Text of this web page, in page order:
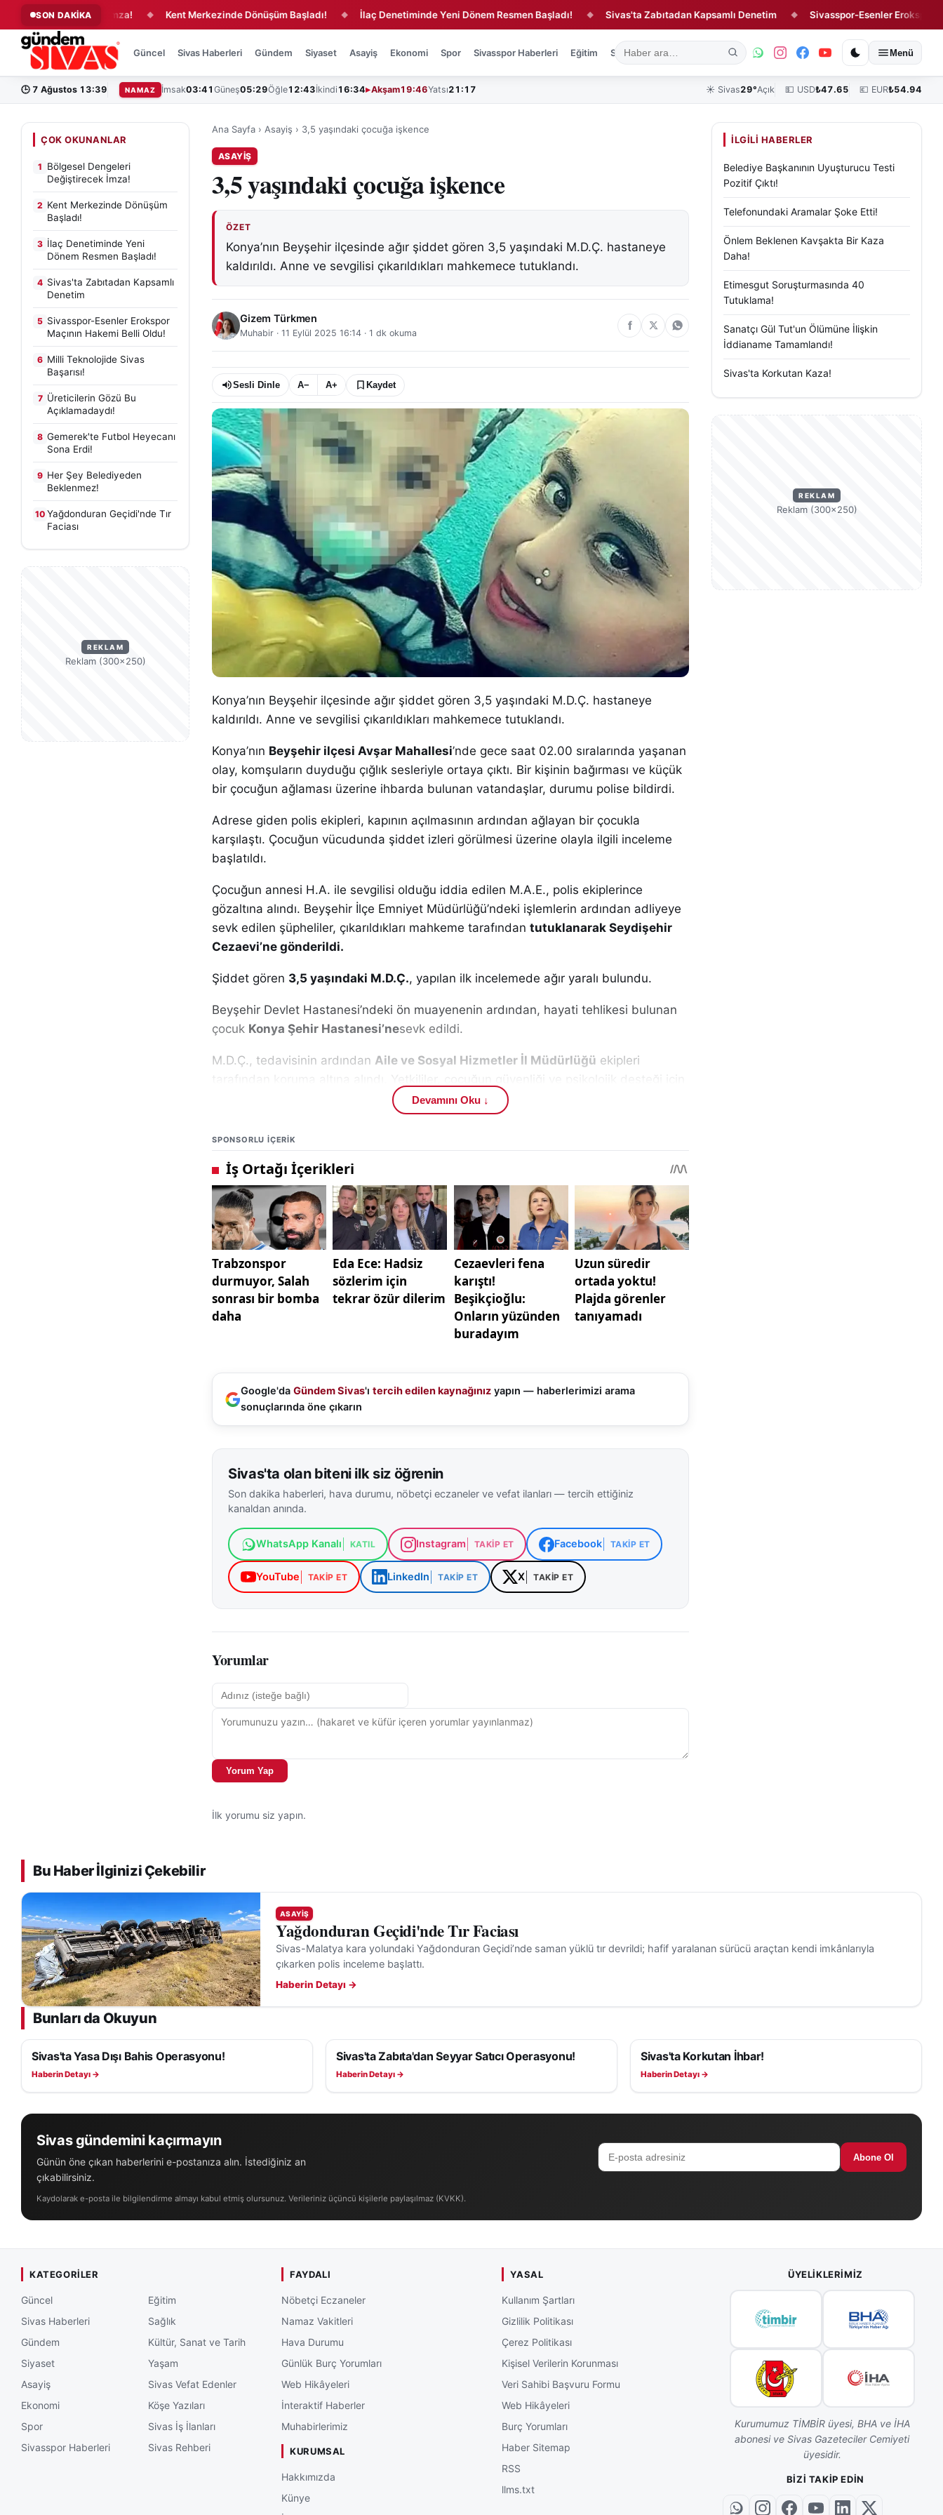
SON DAKİKA
Değiştirecek İmza! ◆ Kent Merkezinde Dönüşüm Başladı! ◆ İlaç Denetiminde Yeni Dönem Resmen Başladı! ◆ Sivas'ta Zabıtadan Kapsamlı Denetim ◆ Sivasspor-Esenler Erokspor
Güncel Sivas Haberleri Gündem Siyaset Asayiş Ekonomi Spor Sivasspor Haberleri Eğitim Sağlık Kültür, Sanat ve Tarih Yaşam Sivas Vefat Edenler Köşe
Menü
🕒 7 Ağustos 13:39 NAMAZ İmsak03:41 Güneş05:29Öğle12:43İkindi 16:34 Akşam19:46Yatsı21:17 ☀️ Sivas29°Açık 💵 USD₺47.65 💶 EUR₺54.94
ÇOK OKUNANLAR
1 Bölgesel Dengeleri
Değiştirecek İmza!
2 Kent Merkezinde Dönüşüm
Başladı!
3 İlaç Denetiminde Yeni
Dönem Resmen Başladı!
4 Sivas'ta Zabıtadan Kapsamlı
Denetim
5 Sivasspor-Esenler Erokspor
Maçının Hakemi Belli Oldu!
6 Milli Teknolojide Sivas
Başarısı!
7 Üreticilerin Gözü Bu
Açıklamadaydı!
8 Gemerek'te Futbol Heyecanı
Sona Erdi!
9 Her Şey Belediyeden
Beklenmez!
10 Yağdonduran Geçidi'nde Tır
Faciası
REKLAM
Reklam (300×250)
Ana Sayfa › Asayiş › 3,5 yaşındaki çocuğa işkence
ASAYIŞ
3,5 yaşındaki çocuğa işkence
ÖZET
Konya’nın Beyşehir ilçesinde ağır şiddet gören 3,5 yaşındaki M.D.Ç. hastaneye
kaldırıldı. Anne ve sevgilisi çıkarıldıkları mahkemece tutuklandı.
Gizem Türkmen
Muhabir · 11 Eylül 2025 16:14 · 1 dk okuma
Sesli Dinle A− A+ Kaydet
Konya’nın Beyşehir ilçesinde ağır şiddet gören 3,5 yaşındaki M.D.Ç. hastaneye
kaldırıldı. Anne ve sevgilisi çıkarıldıkları mahkemece tutuklandı.
Konya’nın Beyşehir ilçesi Avşar Mahallesi’nde gece saat 02.00 sıralarında yaşanan
olay, komşuların duyduğu çığlık sesleriyle ortaya çıktı. Bir kişinin bağırması ve küçük
bir çocuğun ağlaması üzerine ihbarda bulunan vatandaşlar, durumu polise bildirdi.
Adrese giden polis ekipleri, kapının açılmasının ardından ağlayan bir çocukla
karşılaştı. Çocuğun vücudunda şiddet izleri görülmesi üzerine olayla ilgili inceleme
başlatıldı.
Çocuğun annesi H.A. ile sevgilisi olduğu iddia edilen M.A.E., polis ekiplerince
gözaltına alındı. Beyşehir İlçe Emniyet Müdürlüğü’ndeki işlemlerin ardından adliyeye
sevk edilen şüpheliler, çıkarıldıkları mahkeme tarafından tutuklanarak Seydişehir
Cezaevi’ne gönderildi.
Şiddet gören 3,5 yaşındaki M.D.Ç., yapılan ilk incelemede ağır yaralı bulundu.
Beyşehir Devlet Hastanesi’ndeki ön muayenenin ardından, hayati tehlikesi bulunan
çocuk Konya Şehir Hastanesi’nesevk edildi.
M.D.Ç., tedavisinin ardından Aile ve Sosyal Hizmetler İl Müdürlüğü ekipleri
gerekli adımların atıldığını belirtti.
önemini bir kez daha gösterdi. Uzmanlar, şiddet mağduru çocukların çevre
tarafından fark edilmesinin hayati öneme sahip olduğunu vurguluyor.
Yaşanan olayın ardından sivil toplum kuruluşları ve uzmanlar, çocukların korunması
için toplumsal bilincin artırılması gerektiğini ifade etti. Aile içi şiddetin önlenebilmesi
için hem hukuki yaptırımların hem de sosyal destek mekanizmalarının güçlendirilmesi
gerektiği vurgulandı.
Konya Beyşehir’de yaşanan bu olay, çocuk güvenliği konusunda alınacak tedbirlerin
önemini bir kez daha gündeme taşıdı. 3,5 yaşındaki M.D.Ç. ağır yaralı olarak
hastanede tedavi altına alınırken, anne ve sevgilisinin tutuklanmasıyla birlikte hukuki
Kaynak:İha
Devamını Oku ↓
SPONSORLU IÇERIK
Google'da Gündem Sivas'ı tercih edilen kaynağınız yapın — haberlerimizi arama
sonuçlarında öne çıkarın
Sivas'ta olan biteni ilk siz öğrenin
Son dakika haberleri, hava durumu, nöbetçi eczaneler ve vefat ilanları — tercih ettiğiniz
kanaldan anında.
WhatsApp Kanalı KATIL Instagram TAKIP ET Facebook TAKIP ET
YouTube TAKIP ET LinkedIn TAKIP ET X TAKIP ET
Yorumlar
Yorum Yap
İlk yorumu siz yapın.
İLGILI HABERLER
Belediye Başkanının Uyuşturucu Testi
Pozitif Çıktı!
Telefonundaki Aramalar Şoke Etti!
Önlem Beklenen Kavşakta Bir Kaza
Daha!
Etimesgut Soruşturmasında 40
Tutuklama!
Sanatçı Gül Tut'un Ölümüne İlişkin
İddianame Tamamlandı!
Sivas'ta Korkutan Kaza!
REKLAM
Reklam (300×250)
Bu Haber İlginizi Çekebilir
ASAYIŞ
Yağdonduran Geçidi'nde Tır Faciası
Sivas-Malatya kara yolundaki Yağdonduran Geçidi’nde saman yüklü tır devrildi; hafif yaralanan sürücü araçtan kendi imkânlarıyla
çıkarken polis inceleme başlattı.
Haberin Detayı →
Bunları da Okuyun
ASAYIŞ
Sivas'ta Yasa Dışı Bahis Operasyonu!
Haberin Detayı →
ASAYIŞ
Sivas'ta Zabıta'dan Seyyar Satıcı Operasyonu!
Haberin Detayı →
ASAYIŞ
Sivas'ta Korkutan İhbar!
Haberin Detayı →
Sivas gündemini kaçırmayın
Günün öne çıkan haberlerini e-postanıza alın. İstediğiniz an
çıkabilirsiniz.
Abone Ol
Kaydolarak e-posta ile bilgilendirme almayı kabul etmiş olursunuz. Verileriniz üçüncü kişilerle paylaşılmaz (KVKK).
KATEGORILER
Güncel
Sivas Haberleri
Gündem
Siyaset
Asayiş
Ekonomi
Spor
Sivasspor Haberleri
Eğitim
Sağlık
Kültür, Sanat ve Tarih
Yaşam
Sivas Vefat Edenler
Köşe Yazıları
Sivas İş İlanları
Sivas Rehberi
FAYDALI
Nöbetçi Eczaneler
Namaz Vakitleri
Hava Durumu
Günlük Burç Yorumları
Web Hikâyeleri
İnteraktif Haberler
Muhabirlerimiz
KURUMSAL
Hakkımızda
Künye
YASAL
Kullanım Şartları
Gizlilik Politikası
Çerez Politikası
Kişisel Verilerin Korunması
Veri Sahibi Başvuru Formu
Web Hikâyeleri
Burç Yorumları
Haber Sitemap
RSS
llms.txt
ÜYELIKLERIMIZ
Kurumumuz TİMBİR üyesi, BHA ve İHA
abonesi ve Sivas Gazeteciler Cemiyeti
üyesidir.
BIZI TAKIP EDIN